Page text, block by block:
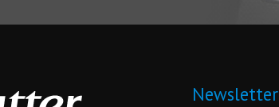
Newsletter